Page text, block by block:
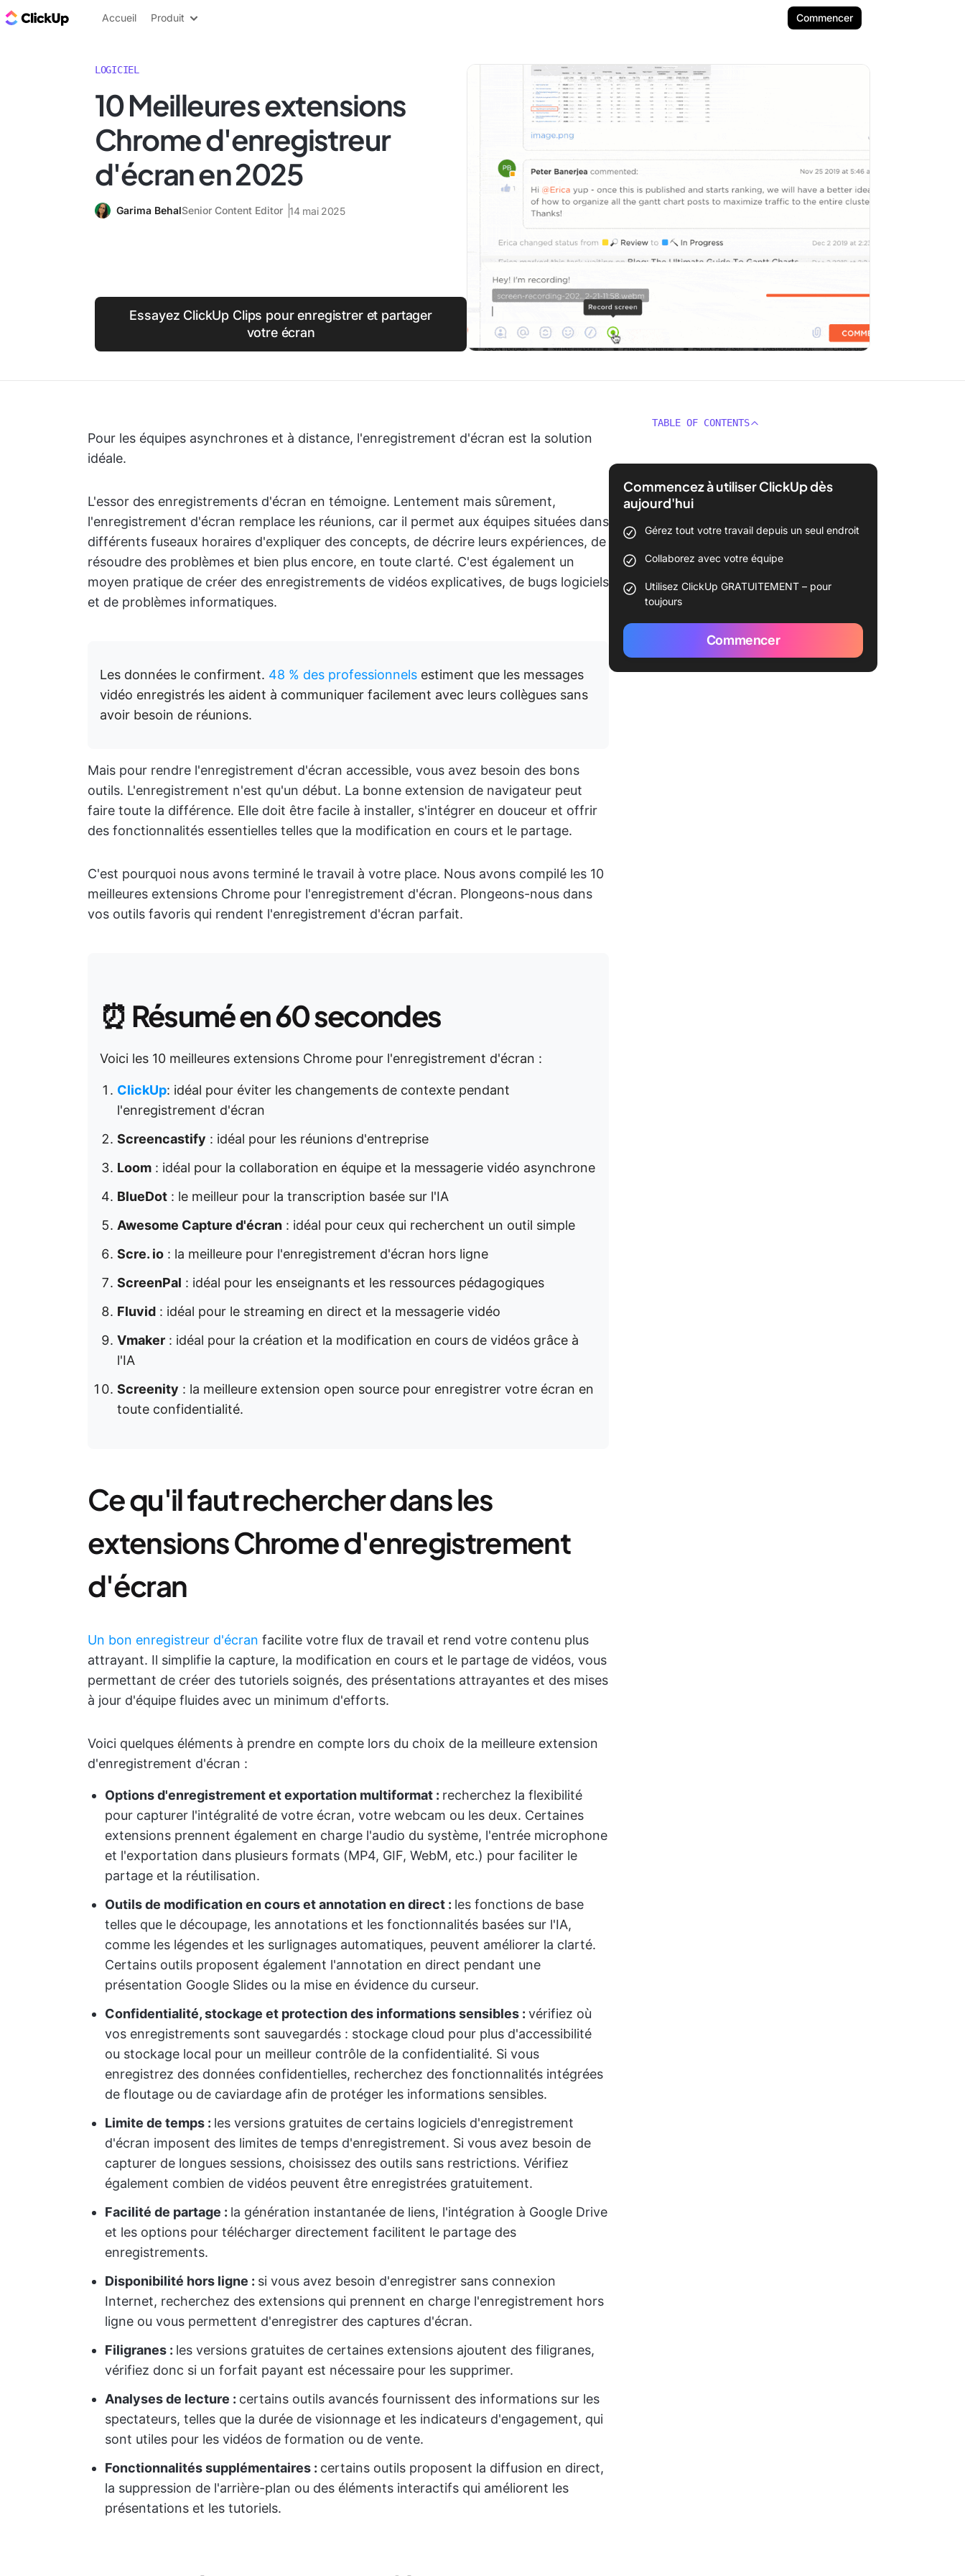
ClickUp Blog
Accueil Produit Commencer
LOGICIEL
10 Meilleures extensions
Chrome d'enregistreur
d'écran en 2025
Garima BehalSenior Content Editor 14 mai 2025
Essayez ClickUp Clips pour enregistrer et partager
votre écran
Pour les équipes asynchrones et à distance, l'enregistrement d'écran est la solution
idéale.
L'essor des enregistrements d'écran en témoigne. Lentement mais sûrement,
l'enregistrement d'écran remplace les réunions, car il permet aux équipes situées dans
différents fuseaux horaires d'expliquer des concepts, de décrire leurs expériences, de
résoudre des problèmes et bien plus encore, en toute clarté. C'est également un
moyen pratique de créer des enregistrements de vidéos explicatives, de bugs logiciels
et de problèmes informatiques.
Les données le confirment. 48 % des professionnels estiment que les messages
vidéo enregistrés les aident à communiquer facilement avec leurs collègues sans
avoir besoin de réunions.
Mais pour rendre l'enregistrement d'écran accessible, vous avez besoin des bons
outils. L'enregistrement n'est qu'un début. La bonne extension de navigateur peut
faire toute la différence. Elle doit être facile à installer, s'intégrer en douceur et offrir
des fonctionnalités essentielles telles que la modification en cours et le partage.
C'est pourquoi nous avons terminé le travail à votre place. Nous avons compilé les 10
meilleures extensions Chrome pour l'enregistrement d'écran. Plongeons-nous dans
vos outils favoris qui rendent l'enregistrement d'écran parfait.
⏰ Résumé en 60 secondes
Voici les 10 meilleures extensions Chrome pour l'enregistrement d'écran :
ClickUp: idéal pour éviter les changements de contexte pendant
l'enregistrement d'écran
Screencastify : idéal pour les réunions d'entreprise
Loom : idéal pour la collaboration en équipe et la messagerie vidéo asynchrone
BlueDot : le meilleur pour la transcription basée sur l'IA
Awesome Capture d'écran : idéal pour ceux qui recherchent un outil simple
Scre. io : la meilleure pour l'enregistrement d'écran hors ligne
ScreenPal : idéal pour les enseignants et les ressources pédagogiques
Fluvid : idéal pour le streaming en direct et la messagerie vidéo
Vmaker : idéal pour la création et la modification en cours de vidéos grâce à
l'IA
Screenity : la meilleure extension open source pour enregistrer votre écran en
toute confidentialité.
Ce qu'il faut rechercher dans les
extensions Chrome d'enregistrement
d'écran
Un bon enregistreur d'écran facilite votre flux de travail et rend votre contenu plus
attrayant. Il simplifie la capture, la modification en cours et le partage de vidéos, vous
permettant de créer des tutoriels soignés, des présentations attrayantes et des mises
à jour d'équipe fluides avec un minimum d'efforts.
Voici quelques éléments à prendre en compte lors du choix de la meilleure extension
d'enregistrement d'écran :
Options d'enregistrement et exportation multiformat : recherchez la flexibilité
pour capturer l'intégralité de votre écran, votre webcam ou les deux. Certaines
extensions prennent également en charge l'audio du système, l'entrée microphone
et l'exportation dans plusieurs formats (MP4, GIF, WebM, etc.) pour faciliter le
partage et la réutilisation.
Outils de modification en cours et annotation en direct : les fonctions de base
telles que le découpage, les annotations et les fonctionnalités basées sur l'IA,
comme les légendes et les surlignages automatiques, peuvent améliorer la clarté.
Certains outils proposent également l'annotation en direct pendant une
présentation Google Slides ou la mise en évidence du curseur.
Confidentialité, stockage et protection des informations sensibles : vérifiez où
vos enregistrements sont sauvegardés : stockage cloud pour plus d'accessibilité
ou stockage local pour un meilleur contrôle de la confidentialité. Si vous
enregistrez des données confidentielles, recherchez des fonctionnalités intégrées
de floutage ou de caviardage afin de protéger les informations sensibles.
Limite de temps : les versions gratuites de certains logiciels d'enregistrement
d'écran imposent des limites de temps d'enregistrement. Si vous avez besoin de
capturer de longues sessions, choisissez des outils sans restrictions. Vérifiez
également combien de vidéos peuvent être enregistrées gratuitement.
Facilité de partage : la génération instantanée de liens, l'intégration à Google Drive
et les options pour télécharger directement facilitent le partage des
enregistrements.
Disponibilité hors ligne : si vous avez besoin d'enregistrer sans connexion
Internet, recherchez des extensions qui prennent en charge l'enregistrement hors
ligne ou vous permettent d'enregistrer des captures d'écran.
Filigranes : les versions gratuites de certaines extensions ajoutent des filigranes,
vérifiez donc si un forfait payant est nécessaire pour les supprimer.
Analyses de lecture : certains outils avancés fournissent des informations sur les
spectateurs, telles que la durée de visionnage et les indicateurs d'engagement, qui
sont utiles pour les vidéos de formation ou de vente.
Fonctionnalités supplémentaires : certains outils proposent la diffusion en direct,
la suppression de l'arrière-plan ou des éléments interactifs qui améliorent les
présentations et les tutoriels.
TABLE OF CONTENTS
Commencez à utiliser ClickUp dès
aujourd'hui
Gérez tout votre travail depuis un seul endroit
Collaborez avec votre équipe
Utilisez ClickUp GRATUITEMENT – pour
toujours
Commencer